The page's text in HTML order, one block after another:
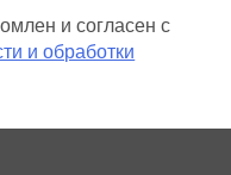
и согласен с
и обработки